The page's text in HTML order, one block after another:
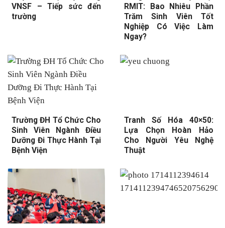
VNSF – Tiếp sức đến
trường
RMIT: Bao Nhiêu Phần
Trăm Sinh Viên Tốt
Nghiệp Có Việc Làm
Ngay?
Trường ĐH Tổ Chức Cho
Sinh Viên Ngành Điều
Dưỡng Đi Thực Hành Tại
Bệnh Viện
Tranh Số Hóa 40×50:
Lựa Chọn Hoàn Hảo
Cho Người Yêu Nghệ
Thuật